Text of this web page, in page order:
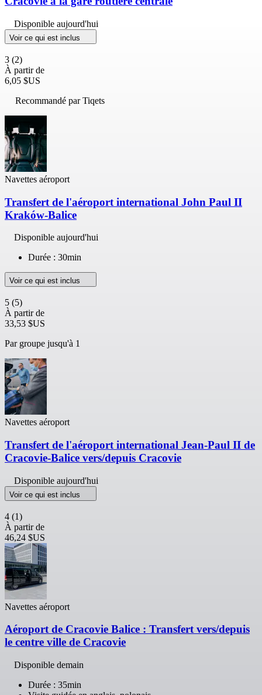
Disponible aujourd'hui
Voir ce qui est inclus
3 (2)
À partir de
6,05 $US
Recommandé par Tiqets
Navettes aéroport
Transfert de l'aéroport international John Paul II
Kraków-Balice
Disponible aujourd'hui
Durée : 30min
Voir ce qui est inclus
5 (5)
À partir de
33,53 $US
Par groupe jusqu'à 1
Navettes aéroport
Transfert de l'aéroport international Jean-Paul II de
Cracovie-Balice vers/depuis Cracovie
Disponible aujourd'hui
Voir ce qui est inclus
4 (1)
À partir de
46,24 $US
Navettes aéroport
Aéroport de Cracovie Balice : Transfert vers/depuis
le centre ville de Cracovie
Disponible demain
Durée : 35min